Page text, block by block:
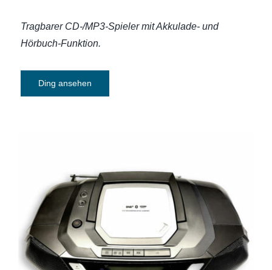
Tragbarer CD-/MP3-Spieler mit Akkulade- und
Hörbuch-Funktion.
Ding ansehen
CD-Soundmaschine tragbar Philips
AZB798T12